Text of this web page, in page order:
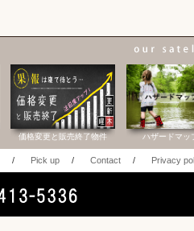
価格変更と販売終了物件 ハザードマッ
/ Pick up / Contact / Privacy